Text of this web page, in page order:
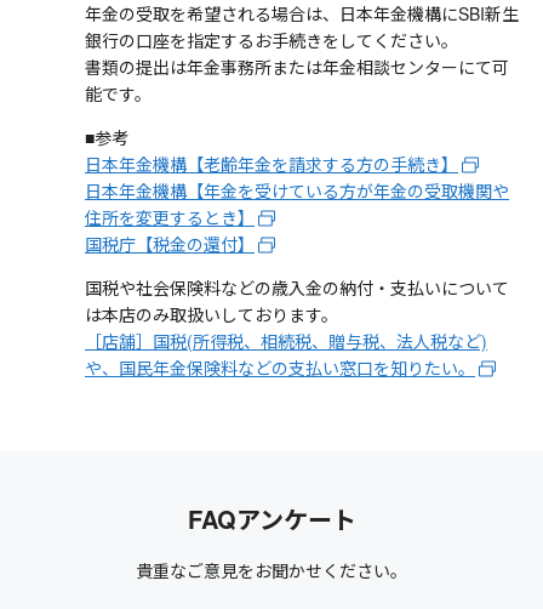
年金の受取を希望される場合は、日本年金機構にSBI新生
銀行の口座を指定するお手続きをしてください。
書類の提出は年金事務所または年金相談センターにて可
能です。
■参考
日本年金機構【老齢年金を請求する方の手続き】
日本年金機構【年金を受けている方が年金の受取機関や
住所を変更するとき】
国税庁【税金の還付】
国税や社会保険料などの歳入金の納付・支払いについて
は本店のみ取扱いしております。
［店舗］国税(所得税、相続税、贈与税、法人税など)
や、国民年金保険料などの支払い窓口を知りたい。
FAQアンケート
貴重なご意見をお聞かせください。